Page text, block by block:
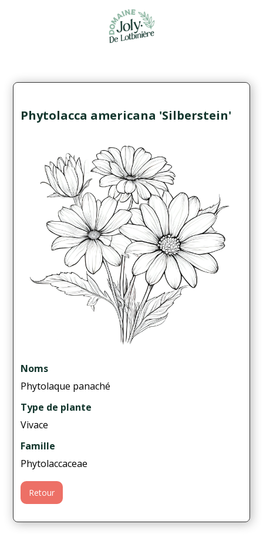
Phytolacca americana 'Silberstein'
Noms
Phytolaque panaché
Type de plante
Vivace
Famille
Phytolaccaceae
Retour